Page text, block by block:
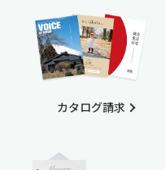
カタログ請求